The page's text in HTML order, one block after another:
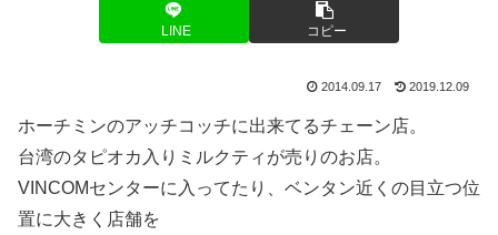
LINE コピー
2014.09.17 2019.12.09
ホーチミンのアッチコッチに出来てるチェーン店。
台湾のタピオカ入りミルクティが売りのお店。
VINCOMセンターに入ってたり、ベンタン近くの目立つ位
置に大きく店舗を